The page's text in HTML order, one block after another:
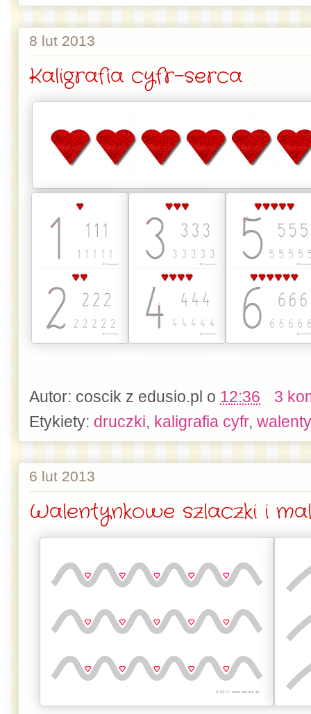
8 lut 2013
Kaligrafia cyfr-serca
Autor: coscik z edusio.pl o 12:36
3
Etykiety: druczki, kaligrafia cyfr,
6 lut 2013
Walentynkowe szlaczki i